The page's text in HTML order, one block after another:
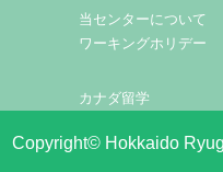
当センターについて
ワーキングホリデー
カナダ留学
Copyright© Hokkaido